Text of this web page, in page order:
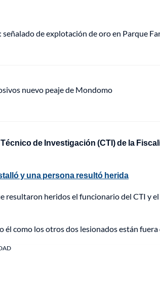
señalado de explotación de oro en Parque
nuevo peaje de Mondomo
de Investigación (CTI) de la
y una persona resultó herida
resultaron heridos el funcionario del CTI y
como los otros dos lesionados están fuera